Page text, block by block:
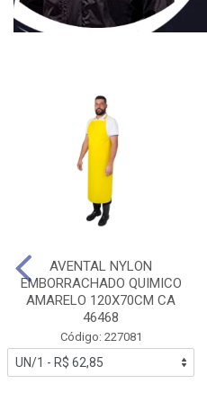
AVENTAL NYLON
EMBORRACHADO QUIMICO
AMARELO 120X70CM CA
46468
Código: 227081